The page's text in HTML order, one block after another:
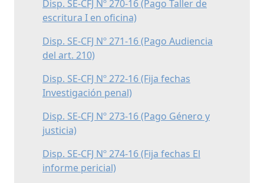
Disp. SE-CFJ Nº 270-16 (Pago Taller de
escritura I en oficina)
Disp. SE-CFJ Nº 271-16 (Pago Audiencia
del art. 210)
Disp. SE-CFJ Nº 272-16 (Fija fechas
Investigación penal)
Disp. SE-CFJ Nº 273-16 (Pago Género y
justicia)
Disp. SE-CFJ Nº 274-16 (Fija fechas El
informe pericial)